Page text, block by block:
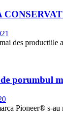
des productiile
porumbul
Pioneer® s-